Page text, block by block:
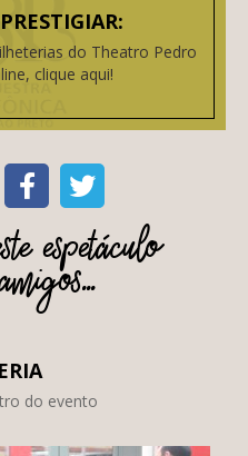
do Theatro Pedro
clique aqui!
espetáculo
do evento